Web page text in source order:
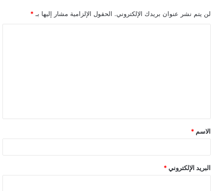
لن يتم نشر عنوان بريدك الإلكتروني. الحقول الإلزامية مشار إليها بـ *
ق
*
الاسم *
البريد الإلكتروني *